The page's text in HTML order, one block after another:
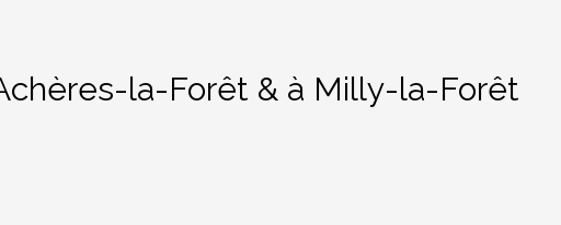
la-Forêt & à Milly-la-Forêt